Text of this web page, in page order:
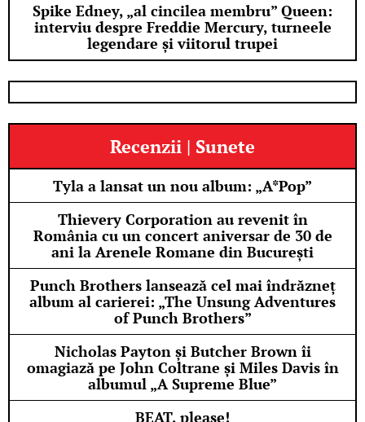
Spike Edney, „al cincilea membru” Queen:
interviu despre Freddie Mercury, turneele
legendare și viitorul trupei
Recenzii | Sunete
Tyla a lansat un nou album: „A*Pop”
Thievery Corporation au revenit în
România cu un concert aniversar de 30 de
ani la Arenele Romane din București
Punch Brothers lansează cel mai îndrăzneț
album al carierei: „The Unsung Adventures
of Punch Brothers”
Nicholas Payton și Butcher Brown îi
omagiază pe John Coltrane și Miles Davis în
albumul „A Supreme Blue”
BEAT, please!